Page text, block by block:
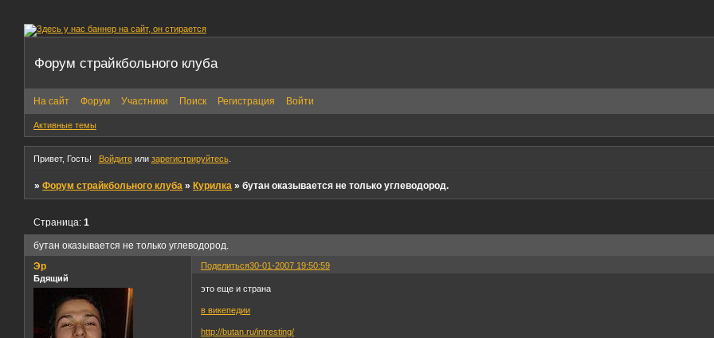
Форум страйкбольного клуба
На сайт Форум Участники Поиск Регистрация Войти
Активные темы
Привет, Гость! Войдитеили зарегистрируйтесь.
»Форум страйкбольного клуба »Курилка »бутан оказывается не только углеводород.
бутан оказывается не только углеводород.
Страница:1
Поделиться30-01-2007 19:50:59
Эр
Бдящий
это еще и страна
в викепедии
http://butan.ru/intresting/